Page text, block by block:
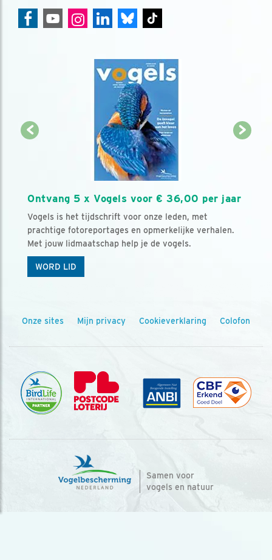
Ontvang 5 x Vogels voor € 36,00 per jaar
Vogels is het tijdschrift voor onze leden, met
prachtige fotoreportages en opmerkelijke verhalen.
Met jouw lidmaatschap help je de vogels.
WORD LID
Onze sites Mijn privacy Cookieverklaring Colofon
Samen voor
vogels en natuur